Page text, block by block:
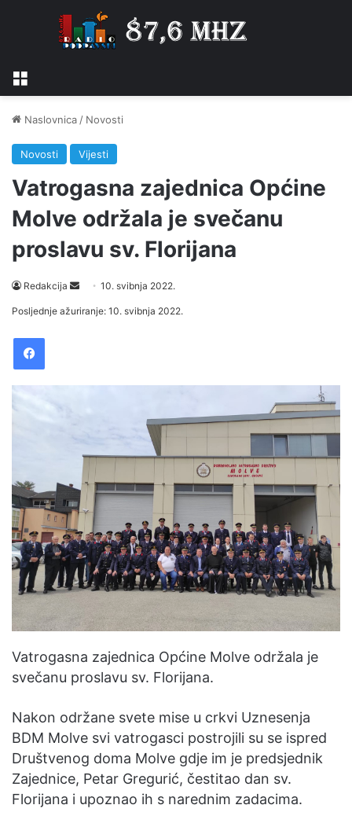
Izbornik
Naslovnica / Novosti
Novosti Vijesti
Vatrogasna zajednica Općine
Molve održala je svečanu
proslavu sv. Florijana
Redakcija
Send10. svibnja 2022.
Posljednje ažuriranje: 10. svibnja 2022.
Facebook
Vatrogasna zajednica Općine Molve održala je
svečanu proslavu sv. Florijana.
Nakon održane svete mise u crkvi Uznesenja
BDM Molve svi vatrogasci postrojili su se ispred
Društvenog doma Molve gdje im je predsjednik
Zajednice, Petar Gregurić, čestitao dan sv.
Florijana i upoznao ih s narednim zadacima.